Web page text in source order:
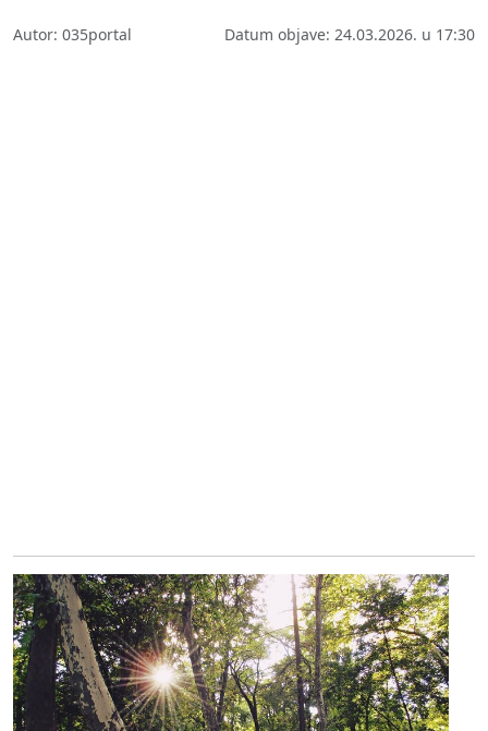
Autor: 035portal Datum objave: 24.03.2026. u 17:30